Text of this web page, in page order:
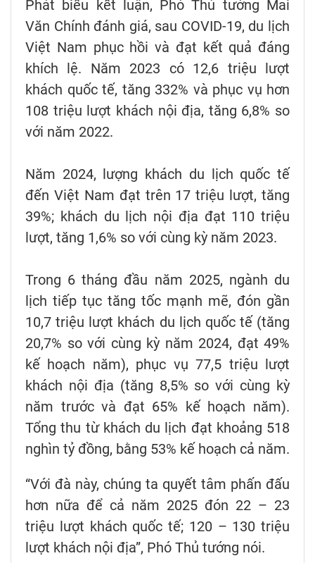
Phát biểu kết luận, Phó Thủ tướng Mai
Văn Chính đánh giá, sau COVID-19, du lịch
Việt Nam phục hồi và đạt kết quả đáng
khích lệ. Năm 2023 có 12,6 triệu lượt
khách quốc tế, tăng 332% và phục vụ hơn
108 triệu lượt khách nội địa, tăng 6,8% so
với năm 2022.
Năm 2024, lượng khách du lịch quốc tế
đến Việt Nam đạt trên 17 triệu lượt, tăng
39%; khách du lịch nội địa đạt 110 triệu
lượt, tăng 1,6% so với cùng kỳ năm 2023.
Trong 6 tháng đầu năm 2025, ngành du
lịch tiếp tục tăng tốc mạnh mẽ, đón gần
10,7 triệu lượt khách du lịch quốc tế (tăng
20,7% so với cùng kỳ năm 2024, đạt 49%
kế hoạch năm), phục vụ 77,5 triệu lượt
khách nội địa (tăng 8,5% so với cùng kỳ
năm trước và đạt 65% kế hoạch năm).
Tổng thu từ khách du lịch đạt khoảng 518
nghìn tỷ đồng, bằng 53% kế hoạch cả năm.
“Với đà này, chúng ta quyết tâm phấn đấu
hơn nữa để cả năm 2025 đón 22 – 23
triệu lượt khách quốc tế; 120 – 130 triệu
lượt khách nội địa”, Phó Thủ tướng nói.